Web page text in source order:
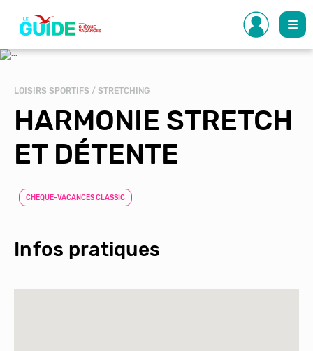
contenu
principal
LOISIRS SPORTIFS / STRETCHING
HARMONIE STRETCH
ET DÉTENTE
CHEQUE-VACANCES CLASSIC
Infos pratiques